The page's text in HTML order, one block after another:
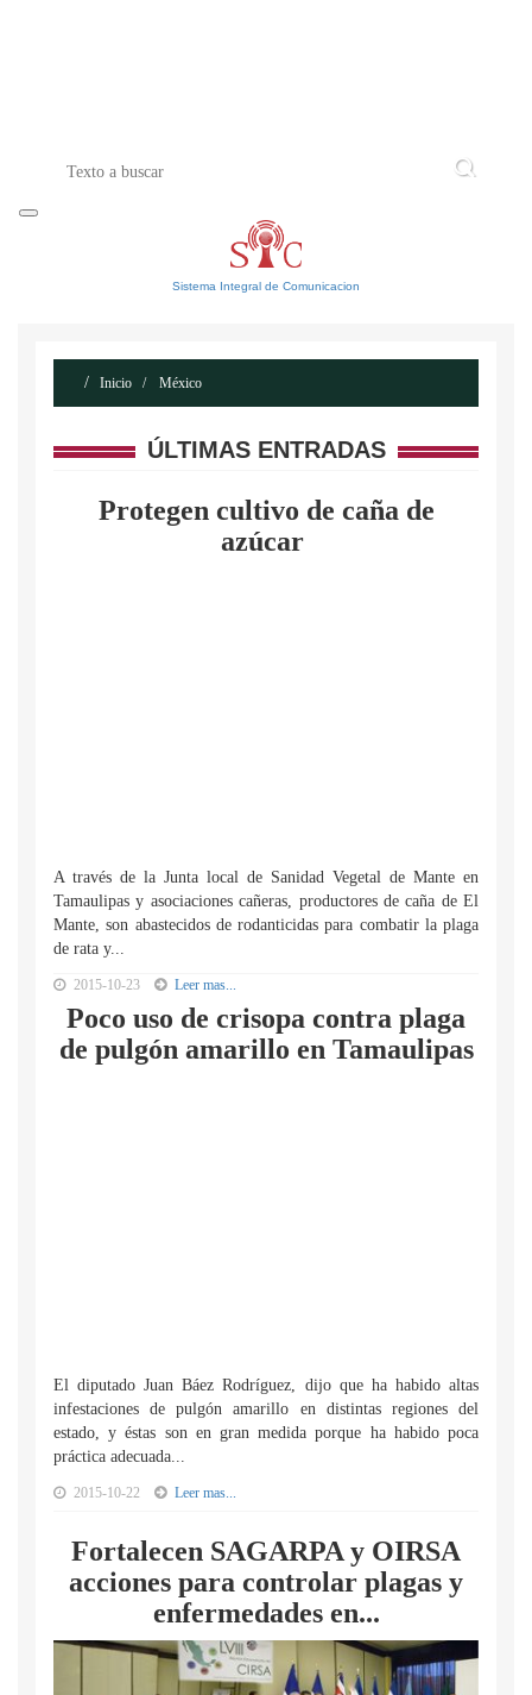
Sistema Integral de Comunicacion
Inicio México
ÚLTIMAS ENTRADAS
Protegen cultivo de caña de
azúcar
A través de la Junta local de Sanidad Vegetal de Mante en
Tamaulipas y asociaciones cañeras, productores de caña de El
Mante, son abastecidos de rodanticidas para combatir la plaga
de rata y...
2015-10-23 Leer mas...
Poco uso de crisopa contra plaga
de pulgón amarillo en Tamaulipas
El diputado Juan Báez Rodríguez, dijo que ha habido altas
infestaciones de pulgón amarillo en distintas regiones del
estado, y éstas son en gran medida porque ha habido poca
práctica adecuada...
2015-10-22 Leer mas...
Fortalecen SAGARPA y OIRSA
acciones para controlar plagas y
enfermedades en...